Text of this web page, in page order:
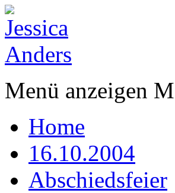
Menü anzeigen
Home
16.10.2004
Abschiedsfeier